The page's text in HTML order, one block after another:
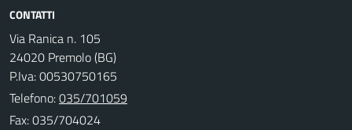
CONTATTI
Via Ranica n. 105
24020 Premolo (BG)
P.Iva: 00530750165
Telefono:035/701059
Fax: 035/704024